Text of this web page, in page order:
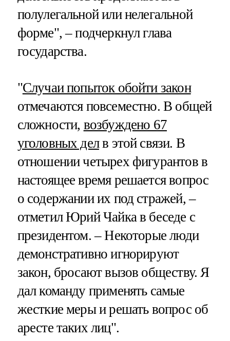
полулегальной или нелегальной
форме", – подчеркнул глава
государства.
"Случаи попыток обойти закон
отмечаются повсеместно. В общей
сложности, возбуждено 67
уголовных делв этой связи. В
отношении четырех фигурантов в
настоящее время решается вопрос
о содержании их под стражей, –
отметил Юрий Чайка в беседе с
президентом. – Некоторые люди
демонстративно игнорируют
закон, бросают вызов обществу. Я
дал команду применять самые
жесткие меры и решать вопрос об
аресте таких лиц".